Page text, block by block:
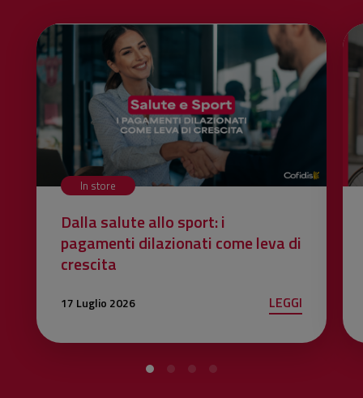
In store
Dalla salute allo sport: i
pagamenti dilazionati come leva di
crescita
17 Luglio 2026 LEGGI